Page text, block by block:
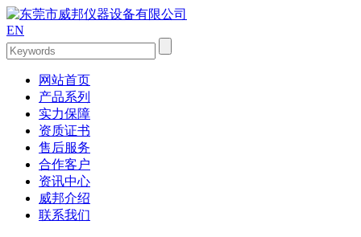
EN
网站首页
产品系列
实力保障
资质证书
售后服务
合作客户
资讯中心
威邦介绍
联系我们